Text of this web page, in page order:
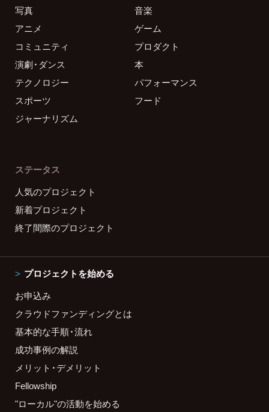
写真
音楽
アニメ
ゲーム
コミュニティ
プロダクト
演劇・ダンス
本
テクノロジー
パフォーマンス
スポーツ
フード
ジャーナリズム
ステータス
人気のプロジェクト
新着プロジェクト
終了間際のプロジェクト
プロジェクトを始める
お申込み
クラウドファンディングとは
基本的な手順・流れ
成功事例の解説
メリット・デメリット
Fellowship
"ローカル"の活動を始める